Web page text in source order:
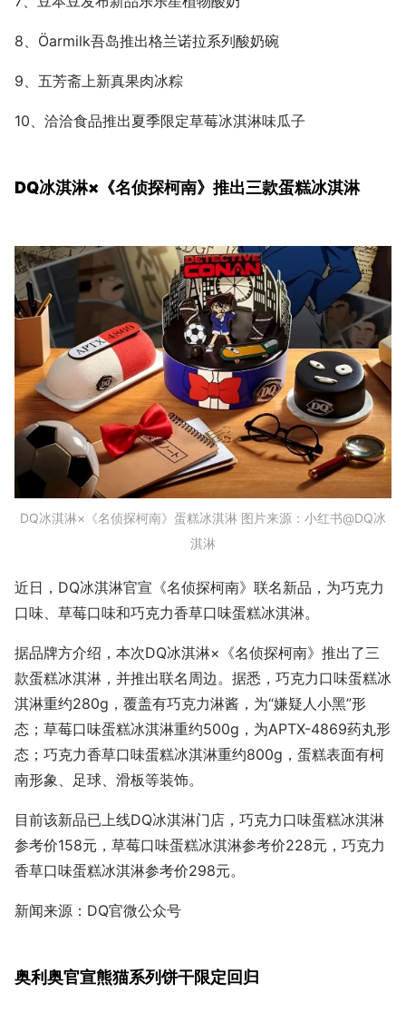
8、Öarmilk吾岛推出格兰诺拉系列酸奶碗
9、五芳斋上新真果肉冰粽
10、洽洽食品推出夏季限定草莓冰淇淋味瓜子
DQ冰淇淋×《名侦探柯南》推出三款蛋糕冰淇淋
DQ冰淇淋×《名侦探柯南》蛋糕冰淇淋 图片来源：小红书@DQ冰
淇淋
近日，DQ冰淇淋官宣《名侦探柯南》联名新品，为巧克力
口味、草莓口味和巧克力香草口味蛋糕冰淇淋。
据品牌方介绍，本次DQ冰淇淋×《名侦探柯南》推出了三
款蛋糕冰淇淋，并推出联名周边。据悉，巧克力口味蛋糕冰
淇淋重约280g，覆盖有巧克力淋酱，为“嫌疑人小黑”形
态；草莓口味蛋糕冰淇淋重约500g，为APTX-4869药丸形
态；巧克力香草口味蛋糕冰淇淋重约800g，蛋糕表面有柯
南形象、足球、滑板等装饰。
目前该新品已上线DQ冰淇淋门店，巧克力口味蛋糕冰淇淋
参考价158元，草莓口味蛋糕冰淇淋参考价228元，巧克力
香草口味蛋糕冰淇淋参考价298元。
新闻来源：DQ官微公众号
奥利奥官宣熊猫系列饼干限定回归